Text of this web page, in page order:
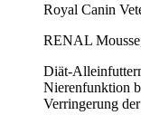
Royal Canin
RENAL
Diät-
Nierenfunktion
Verringerung